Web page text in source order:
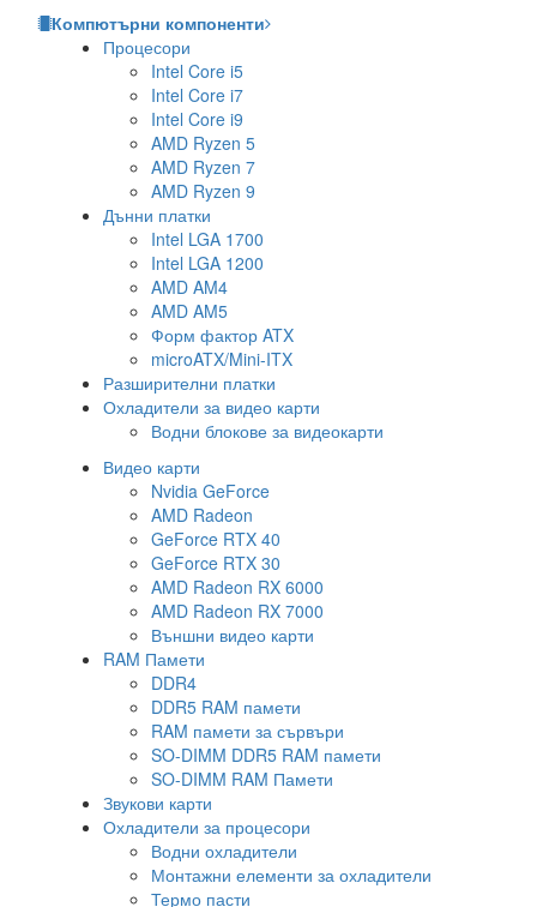
Компютърни компоненти
Процесори
Intel Core i5
Intel Core i7
Intel Core i9
AMD Ryzen 5
AMD Ryzen 7
AMD Ryzen 9
Дънни платки
Intel LGA 1700
Intel LGA 1200
AMD AM4
AMD AM5
Форм фактор ATX
microATX/Mini-ITX
Разширителни платки
Охладители за видео карти
Водни блокове за видеокарти
Видео карти
Nvidia GeForce
AMD Radeon
GeForce RTX 40
GeForce RTX 30
AMD Radeon RX 6000
AMD Radeon RX 7000
Външни видео карти
RAM Памети
DDR4
DDR5 RAM памети
RAM памети за сървъри
SO-DIMM DDR5 RAM памети
SO-DIMM RAM Памети
Звукови карти
Охладители за процесори
Водни охладители
Монтажни елементи за охладители
Термо пасти